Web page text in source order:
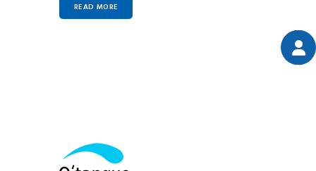
READ MORE